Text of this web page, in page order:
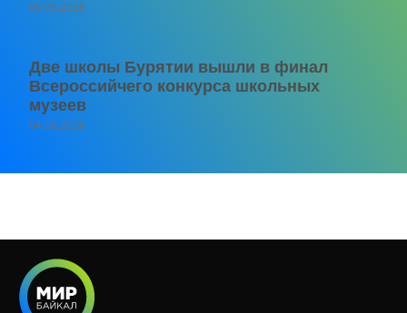
05.08.2026
Две школы Бурятии вышли в финал
Всероссийчего конкурса школьных
музеев
04.08.2026